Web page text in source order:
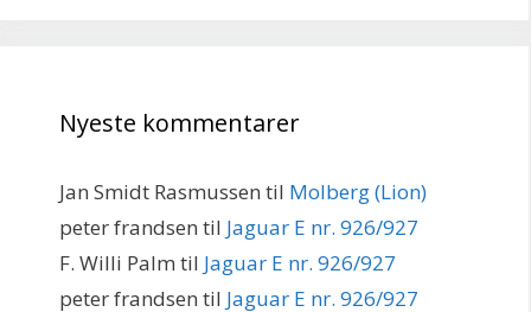
Nyeste kommentarer
Jan Smidt Rasmussen til Molberg (Lion)
peter frandsen til Jaguar E nr. 926/927
F. Willi Palm til Jaguar E nr. 926/927
peter frandsen til Jaguar E nr. 926/927